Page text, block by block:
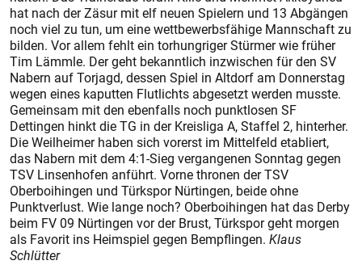
hat nach der Zäsur mit elf neuen Spielern und 13 Abgängen
noch viel zu tun, um eine wettbewerbsfähige Mannschaft zu
bilden. Vor allem fehlt ein torhungriger Stürmer wie früher
Tim Lämmle. Der geht bekanntlich inzwischen für den SV
Nabern auf Torjagd, dessen Spiel in Altdorf am Donnerstag
wegen eines kaputten Flutlichts abgesetzt werden musste.
Gemeinsam mit den ebenfalls noch punktlosen SF
Dettingen hinkt die TG in der Kreisliga A, Staffel 2, hinterher.
Die Weilheimer haben sich vorerst im Mittelfeld etabliert,
das Nabern mit dem 4:1-Sieg vergangenen Sonntag gegen
TSV Linsenhofen anführt. Vorne thronen der TSV
Oberboihingen und Türkspor Nürtingen, beide ohne
Punktverlust. Wie lange noch? Oberboihingen hat das Derby
beim FV 09 Nürtingen vor der Brust, Türkspor geht morgen
als Favorit ins Heimspiel gegen Bempflingen. Klaus
Schlütter